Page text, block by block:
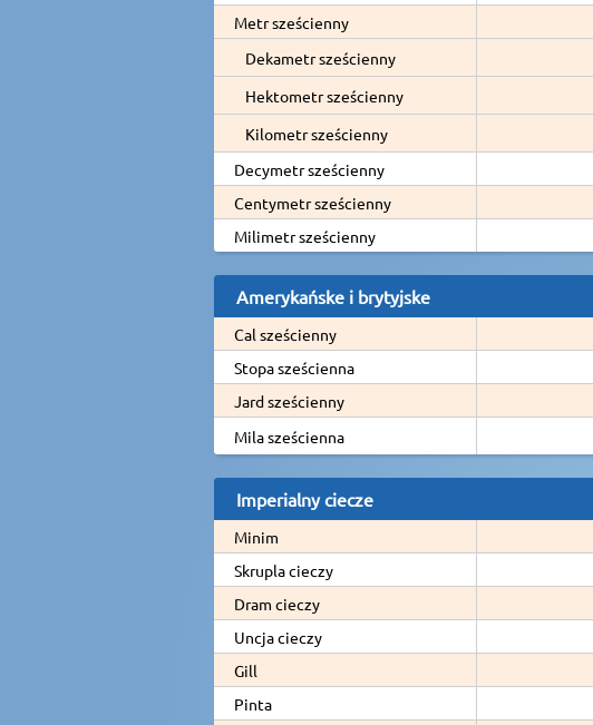
Metr sześcienny
Dekametr sześcienny
Hektometr sześcienny
Kilometr sześcienny
Decymetr sześcienny
Centymetr sześcienny
Milimetr sześcienny
Amerykańske i brytyjske
Cal sześcienny
Stopa sześcienna
Jard sześcienny
Mila sześcienna
Imperialny ciecze
Minim
Skrupla cieczy
Dram cieczy
Uncja cieczy
Gill
Pinta